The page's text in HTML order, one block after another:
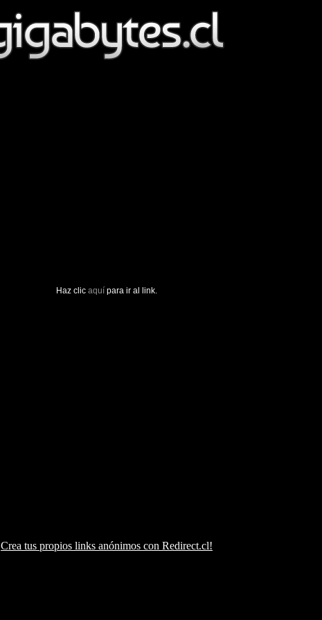
Haz clic aquí para ir al link.
Crea tus propios links anónimos con Redirect.cl!